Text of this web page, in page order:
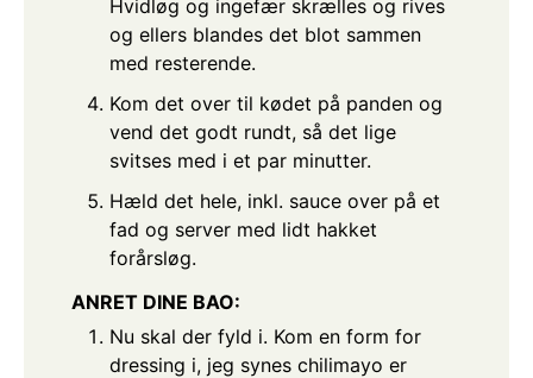
Hvidløg og ingefær skrælles og rives
og ellers blandes det blot sammen
med resterende.
Kom det over til kødet på panden og
vend det godt rundt, så det lige
svitses med i et par minutter.
Hæld det hele, inkl. sauce over på et
fad og server med lidt hakket
forårsløg.
ANRET DINE BAO:
Nu skal der fyld i. Kom en form for
dressing i, jeg synes chilimayo er